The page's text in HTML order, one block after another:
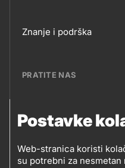
Postavke
Web-stranica koristi
su potrebni za
Footer
Znanje i podrška
PRATITE NAS
PRATITE
NAS
Džemala Bijedića 202,